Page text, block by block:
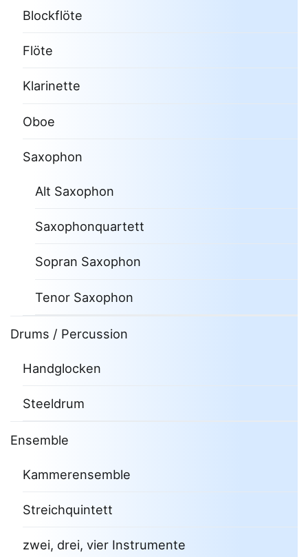
Blockflöte
Flöte
Klarinette
Oboe
Saxophon
Alt Saxophon
Saxophonquartett
Sopran Saxophon
Tenor Saxophon
Drums / Percussion
Handglocken
Steeldrum
Ensemble
Kammerensemble
Streichquintett
zwei, drei, vier Instrumente